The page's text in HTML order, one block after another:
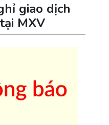
giao dịch
MXV